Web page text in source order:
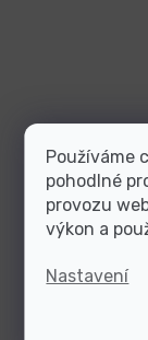
Používáme
pohodlné
provozu
výkon a
Nastavení